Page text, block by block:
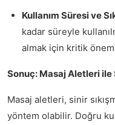
Kullanım Süresi ve
kadar süreyle
almak için kritik
Sonuç: Masaj Aletleri ile
Masaj aletleri, sinir
yöntem olabilir. Doğru